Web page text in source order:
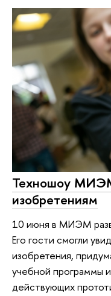
Техношоу
изобретениям
10 июня в МИЭМ
Его гости смогли
изобретения,
учебной программы
действующих